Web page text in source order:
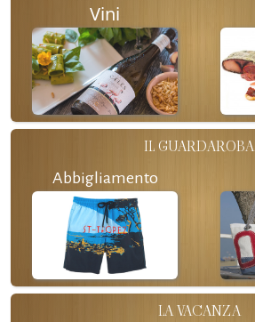
Vini
IL GUARDAROBA
Abbigliamento
LA VACANZA